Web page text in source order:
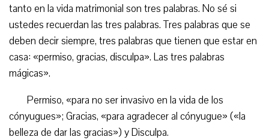
tanto en la vida matrimonial son tres palabras. No sé si
ustedes recuerdan las tres palabras. Tres palabras que se
deben decir siempre, tres palabras que tienen que estar en
casa: «permiso, gracias, disculpa». Las tres palabras
mágicas».
Permiso, «para no ser invasivo en la vida de los
cónyugues»; Gracias, «para agradecer al cónyugue» («la
belleza de dar las gracias») y Disculpa.